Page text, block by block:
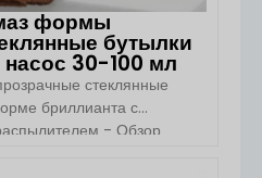
формы
бутылки
30-100 мл
стеклянные
бриллианта с
- Обзор